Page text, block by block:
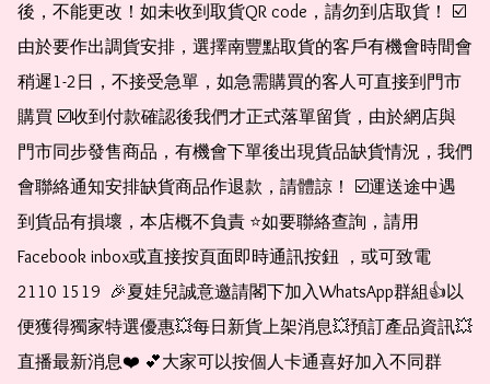
後，不能更改！如未收到取貨QR code，請勿到店取貨！ ☑️
由於要作出調貨安排，選擇南豐點取貨的客戶有機會時間會
稍遲1-2日，不接受急單，如急需購買的客人可直接到門市
購買 ☑️收到付款確認後我們才正式落單留貨，由於網店與
門市同步發售商品，有機會下單後出現貨品缺貨情況，我們
會聯絡通知安排缺貨商品作退款，請體諒！ ☑️運送途中遇
到貨品有損壞，本店概不負責 ⭐️如要聯絡查詢，請用
Facebook inbox或直接按頁面即時通訊按鈕 ，或可致電
2110 1519  🎉夏娃兒誠意邀請閣下加入WhatsApp群組👍以
便獲得獨家特選優惠💥每日新貨上架消息💥預訂產品資訊💥
直播最新消息❤️ 💕大家可以按個人卡通喜好加入不同群